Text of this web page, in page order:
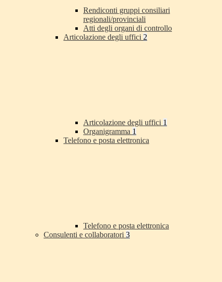
Rendiconti gruppi consiliari
regionali/provinciali
Atti degli organi di controllo
Articolazione degli uffici 2
Articolazione degli uffici 1
Organigramma 1
Telefono e posta elettronica
Telefono e posta elettronica
Consulenti e collaboratori 3